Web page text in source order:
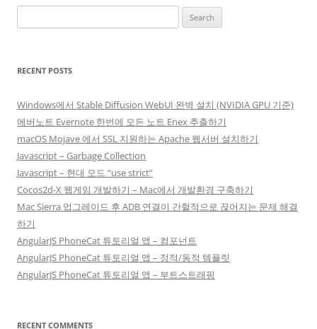
for:
RECENT POSTS
Windows에서 Stable Diffusion WebUI 완벽 설치 (NVIDIA GPU 기준)
에버노트 Evernote 한번에 모든 노트 Enex 추출하기
macOS Mojave 에서 SSL 지원하는 Apache 웹서버 설치하기
Javascript – Garbage Collection
Javascript – 현대 모드 “use strict”
Cocos2d-X 웹게임 개발하기 – Mac에서 개발환경 구축하기
Mac Sierra 업그레이드 후 ADB 연결이 간헐적으로 끊어지는 문제 해결
하기
AngularJS PhoneCat 튜토리얼 앱 – 컴포넌트
AngularJS PhoneCat 튜토리얼 앱 – 정적/동적 템플릿
AngularJS PhoneCat 튜토리얼 앱 – 부트스트래핑
RECENT COMMENTS